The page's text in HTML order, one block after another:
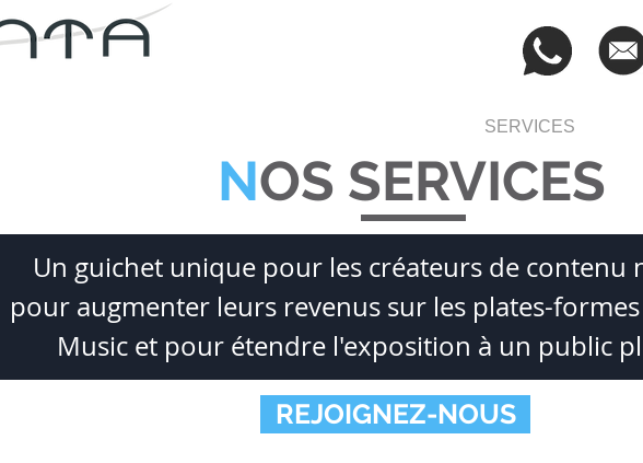
SERVICES
NOS SERVICES
Un guichet unique pour les créateurs de contenu
pour augmenter leurs revenus sur les plates-formes
Music et pour étendre l'exposition à un public
REJOIGNEZ-NOUS